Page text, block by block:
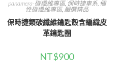
panamera-碳纖維專區, 保時捷車系, 個
性碳纖維專區, 嚴選精品
保時捷類碳纖維鑰匙殼含編織皮
革鑰匙圈
NT$900